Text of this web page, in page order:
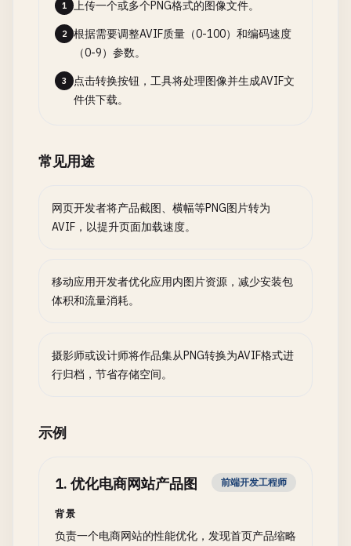
1 上传一个或多个PNG格式的图像文件。
2
根据需要调整AVIF质量（0-100）和编码速度
（0-9）参数。
3
点击转换按钮，工具将处理图像并生成AVIF文
件供下载。
常见用途
网页开发者将产品截图、横幅等PNG图片转为
AVIF，以提升页面加载速度。
移动应用开发者优化应用内图片资源，减少安装包
体积和流量消耗。
摄影师或设计师将作品集从PNG转换为AVIF格式进
行归档，节省存储空间。
示例
1. 优化电商网站产品图 前端开发工程师
背景
负责一个电商网站的性能优化，发现首页产品缩略